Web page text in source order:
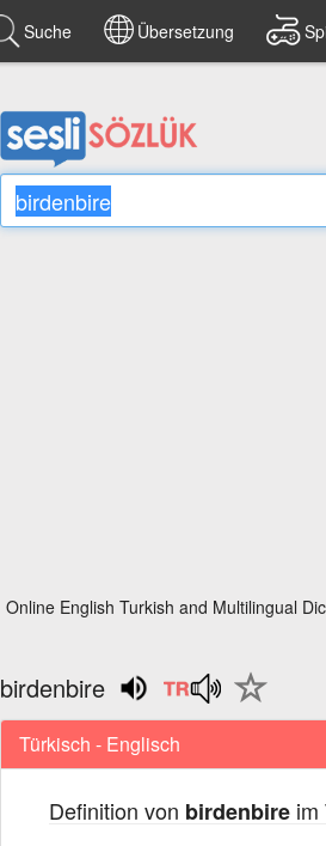
Suche Übersetzung
Online English Turkish and Multilingual
birdenbire
Türkisch - Englisch
Definition von birdenbireim